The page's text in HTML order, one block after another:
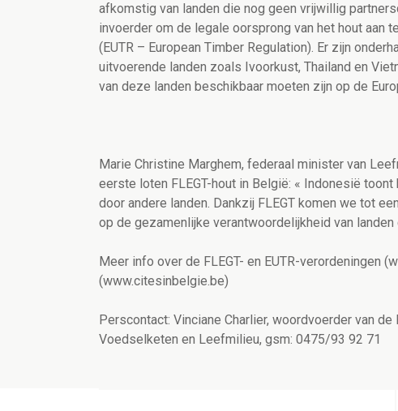
afkomstig van landen die nog geen vrijwillig
invoerder om de legale oorsprong van het hout aan
(EUTR – European Timber Regulation). Er zijn
uitvoerende landen zoals Ivoorkust, Thailand en
van deze landen beschikbaar moeten zijn op de
Marie Christine Marghem, federaal minister van
eerste loten FLEGT-hout in België: « Indonesië
door andere landen. Dankzij FLEGT komen we tot
op de gezamenlijke verantwoordelijkheid van
Meer info over de FLEGT- en EUTR-verordeningen
(www.citesinbelgie.be)
Perscontact: Vinciane Charlier, woordvoerder van
Voedselketen en Leefmilieu, gsm: 0475/93 92 71